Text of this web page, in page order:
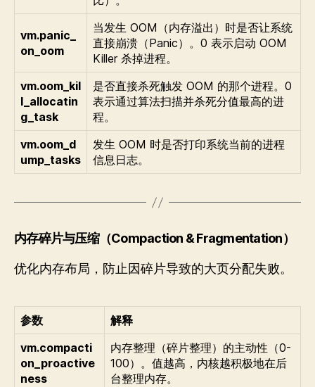
vm.panic_
on_oom
当发生 OOM（内存溢出）时是否让系统
直接崩溃（Panic）。0 表示启动 OOM
Killer 杀掉进程。
vm.oom_kil
l_allocatin
g_task
是否直接杀死触发 OOM 的那个进程。0
表示通过算法扫描并杀死分值最高的进
程。
vm.oom_d
ump_tasks
发生 OOM 时是否打印系统当前的进程
信息日志。
内存碎片与压缩（Compaction & Fragmentation）
优化内存布局，防止因碎片导致的大页分配失败。
参数
解释
vm.compacti
on_proactive
ness
内存整理（碎片整理）的主动性（0-
100）。值越高，内核越积极地在后
台整理内存。